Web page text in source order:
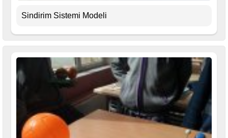
Sindirim Sistemi Modeli